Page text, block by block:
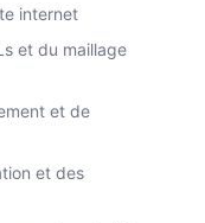
internet
et du maillage
et de
et des